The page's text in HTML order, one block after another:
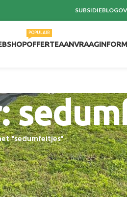
SUBSIDIEBLOG
OFFERTEAANVRAAG
POPULAIR
"sedumfeitjes"